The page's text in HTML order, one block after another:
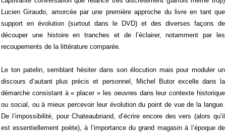
Lucien Giraudo, amorcée par une première approche du livre en tant que
support en évolution (surtout dans le DVD) et des diverses façons de
découper une histoire en tranches et de l’éclairer, notamment par les
recoupements de la littérature comparée.
Le ton patelin, semblant hésiter dans son élocution mais pour moduler un
discours d’autant plus précis et personnel, Michel Butor excelle dans la
démarche consistant à « placer » les oeuvres dans leur contexte historique
ou social, ou à mieux percevoir leur évolution du point de vue de la langue.
De l’impossibilité, pour Chateaubriand, d’écrire encore des vers (alors qu’il
est essentiellement poète), à l’importance du grand magasin à l’époque de